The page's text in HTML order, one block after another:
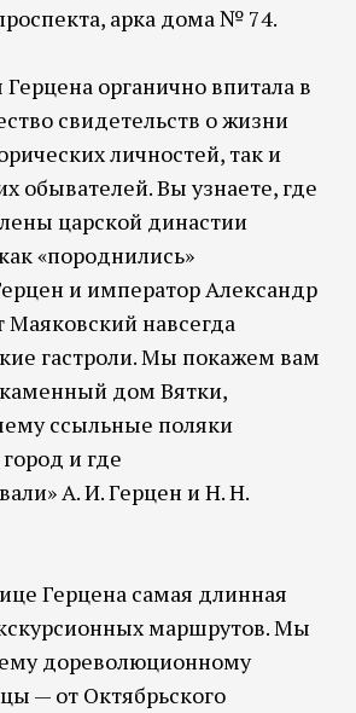
арка дома № 74.
органично впитала в
свидетельств о жизни
личностей, так и
обывателей. Вы узнаете, где
царской династии
«породнились»
и император Александр
Маяковский навсегда
гастроли. Мы покажем вам
дом Вятки,
ссыльные поляки
и где
А. И. Герцен и Н. Н.
Герцена самая длинная
маршрутов. Мы
дореволюционному
— от Октябрьского